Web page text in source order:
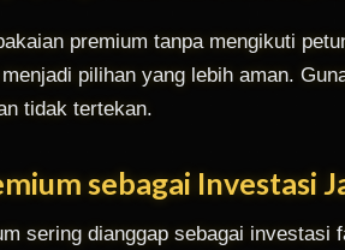
premium tanpa mengikuti
pilihan yang lebih aman.
tidak tertekan.
sebagai Investasi
sering dianggap sebagai investasi